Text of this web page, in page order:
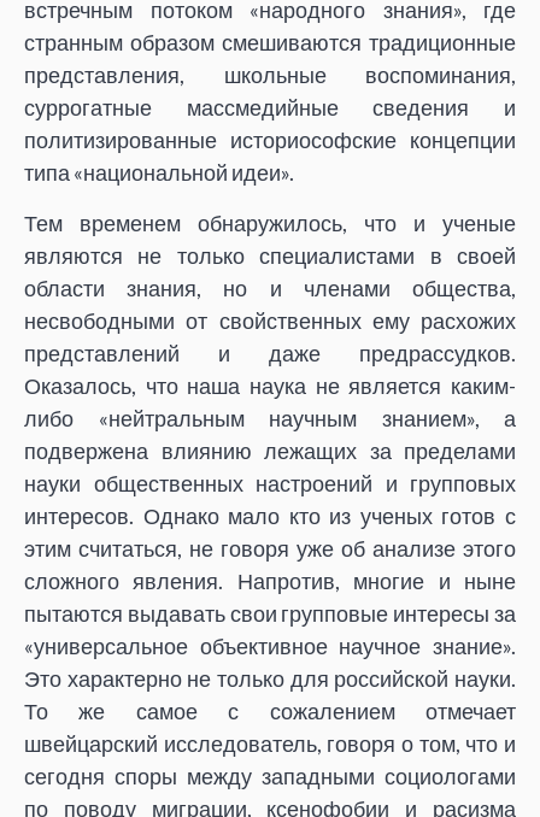
встречным потоком «народного знания», где
странным образом смешиваются традиционные
представления, школьные воспоминания,
суррогатные массмедийные сведения и
политизированные историософские концепции
типа «национальной идеи».
Тем временем обнаружилось, что и ученые
являются не только специалистами в своей
области знания, но и членами общества,
несвободными от свойственных ему расхожих
представлений и даже предрассудков.
Оказалось, что наша наука не является каким-
либо «нейтральным научным знанием», а
подвержена влиянию лежащих за пределами
науки общественных настроений и групповых
интересов. Однако мало кто из ученых готов с
этим считаться, не говоря уже об анализе этого
сложного явления. Напротив, многие и ныне
пытаются выдавать свои групповые интересы за
«универсальное объективное научное знание».
Это характерно не только для российской науки.
То же самое с сожалением отмечает
швейцарский исследователь, говоря о том, что и
сегодня споры между западными социологами
по поводу миграции, ксенофобии и расизма